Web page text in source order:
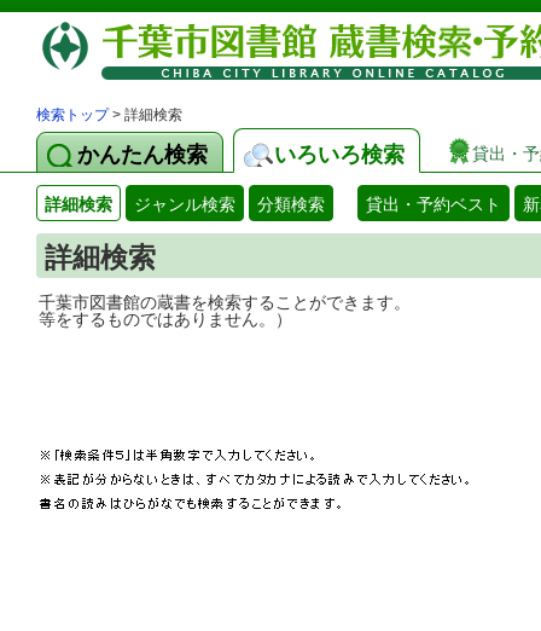
検索トップ> 詳細検索
かんたん検索 いろいろ検索 貸出・
詳細検索 ジャンル検索 分類検索 貸出・予約ベスト
詳細検索
千葉市図書館の蔵書を検索することがで
等をするものではありません。）